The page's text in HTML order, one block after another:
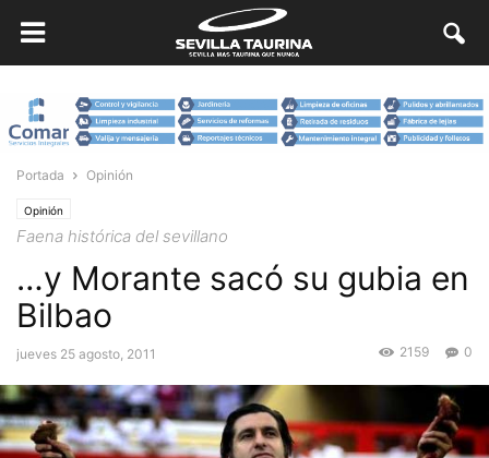
Portada Opinión
Opinión
Faena histórica del sevillano
…y Morante sacó su gubia en
Bilbao
jueves 25 agosto, 2011 0
2159